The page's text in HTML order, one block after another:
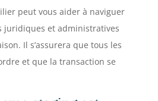
peut vous aider à naviguer
juridiques et administratives
Il s’assurera que tous les
et que la transaction se